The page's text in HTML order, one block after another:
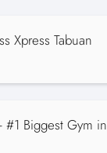
Xpress Tabuan
#1 Biggest Gym in